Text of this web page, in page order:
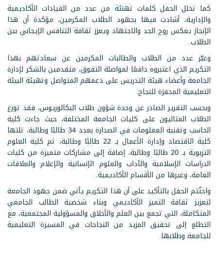
كما تخلل الحفل كلمات تهنئة من عدد من القيادات الأكاديمية
والإدارية، أشادت فيها بجهود الطلاب المكرمين، مؤكدة أن هذا
الإنجاز يعكس روح الجد والاجتهاد ويعزز ثقافة التنافس الإيجابي بين
الطلاب.
وعبّر عدد من الطلاب والطالبات المكرمين عن سعادتهم بهذا
التكريم الذي اعتبروه دافعًا لمواصلة التفوق، متقدمين بالشكر لإدارة
الجامعة وأعضاء هيئة التدريس على دعمهم المتواصل وتهيئة البيئة
التعليمية المحفزة للنجاح.
وبحسب التقرير الصادر عن وحدة شؤون طلاب البكالوريوس، فقد توزع
الطلاب المثاليون على كليات الجامعة المختلفة، حيث جاءت كلية
الحاسب وتقنية المعلومات في الصدارة بعدد 34 طالبًا وطالبة، تلتها
كلية الاقتصاد وإدارة الأعمال بـ 22 طالبًا وطالبة، ثم كلية العلوم
التربوية بـ 20 طالبًا وطالبة، إضافة إلى مشاركات متميزة من كليات
الدراسات الإسلامية والآداب والعلوم الإنسانية والإعلام والعلاقات
العامة، وغيرها من الأقسام الأكاديمية.
واختُتم الحفل بالتأكيد على أن هذا التكريم يأتي ضمن جهود الجامعة
لتعزيز ثقافة التميز الأكاديمي وبناء شخصية الطالب الجامعي
المتكاملة، التي تجمع بين العلم والأخلاق والمسؤولية المجتمعية، مع
التطلع إلى تحقيق المزيد من النجاحات في المسيرة التعليمية
للجامعة وطلابها.